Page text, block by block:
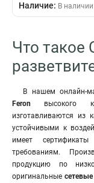
Наличие: В наличии
Что такое
В нашем онлайн-
Feron высокого
изготавливаются из
устойчивыми к
имеет
требованиям.
продукцию по
оригинальные